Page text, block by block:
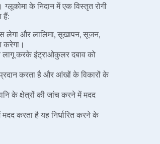
ग्लूकोमा के निदान में एक विस्तृत रोगी
हैं:
लेगा और लालिमा, सूखापन, सूजन,
करेगा।
लागू करके इंट्राओकुलर दबाव को
करता है और आंखों के विकारों के
के क्षेत्रों की जांच करने में मदद
मदद करता है यह निर्धारित करने के